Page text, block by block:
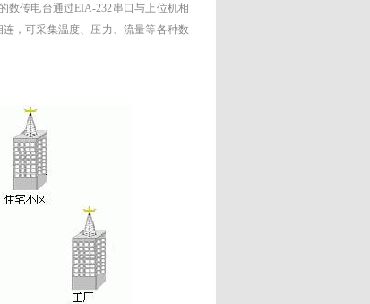
数传电台通过EIA-232串口与上位机相
，可采集温度、压力、流量等各种数